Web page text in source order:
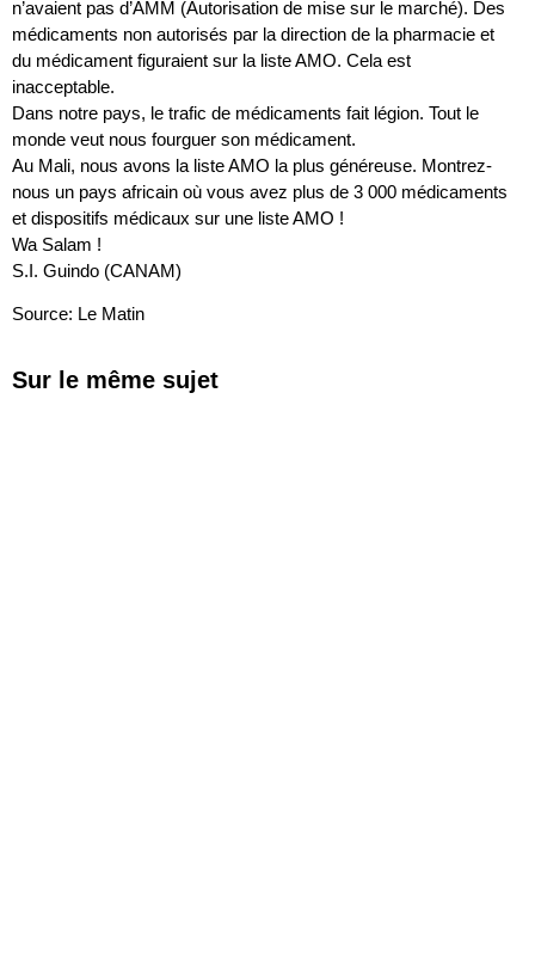
n’avaient pas d’AMM (Autorisation de mise sur le marché). Des
médicaments non autorisés par la direction de la pharmacie et
du médicament figuraient sur la liste AMO. Cela est
inacceptable.
Dans notre pays, le trafic de médicaments fait légion. Tout le
monde veut nous fourguer son médicament.
Au Mali, nous avons la liste AMO la plus généreuse. Montrez-
nous un pays africain où vous avez plus de 3 000 médicaments
et dispositifs médicaux sur une liste AMO !
Wa Salam !
S.I. Guindo (CANAM)
Source: Le Matin
Sur le même sujet